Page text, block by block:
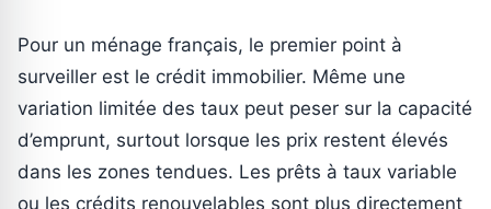
Pour un ménage français, le premier point à
surveiller est le crédit immobilier. Même une
variation limitée des taux peut peser sur la capacité
d’emprunt, surtout lorsque les prix restent élevés
dans les zones tendues. Les prêts à taux variable
ou les crédits renouvelables sont plus directement